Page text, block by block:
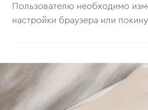
Пользователю необходимо
настройки браузера или